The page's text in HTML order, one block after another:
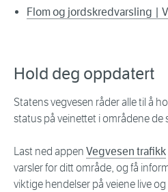
Flom og jordskredvarsling |
Hold deg oppdatert
Statens vegvesen råder alle til å
status på veinettet i områdene de
Last ned appen Vegvesen trafikk
varsler for ditt område, og få
viktige hendelser på veiene live